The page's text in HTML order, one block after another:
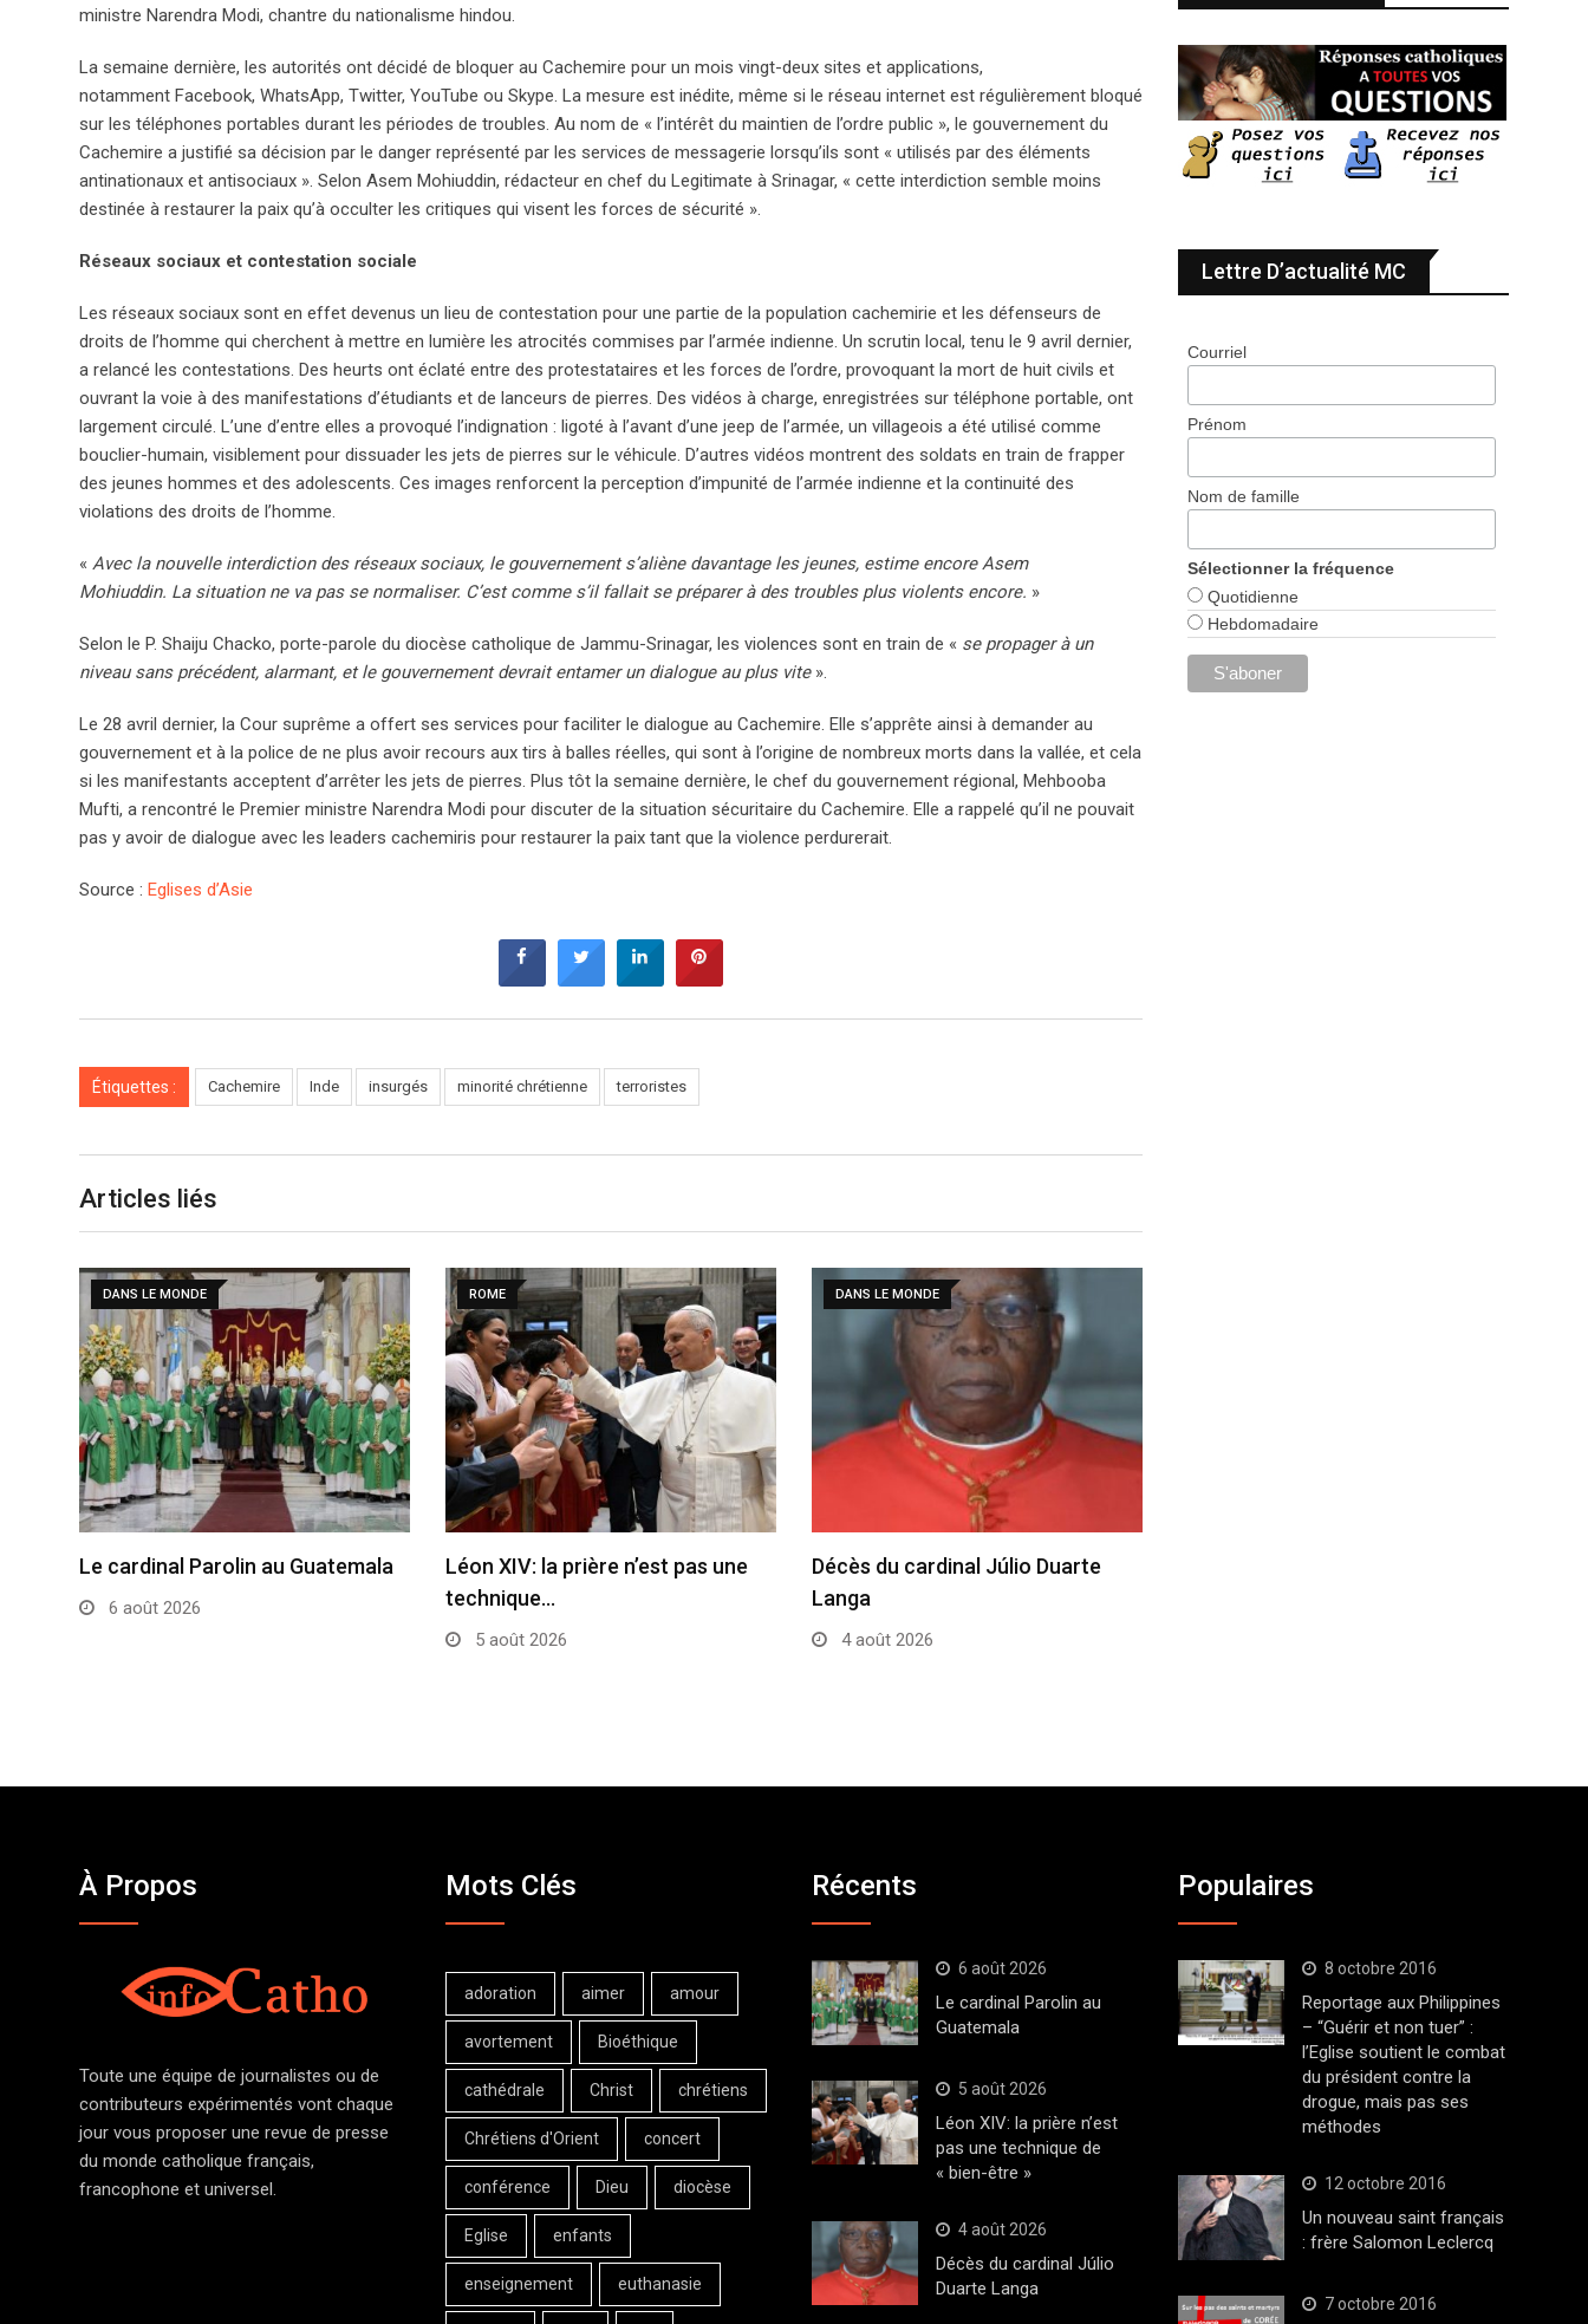
ministre Narendra Modi, chantre du nationalisme hindou.
La semaine dernière, les autorités ont décidé de bloquer au Cachemire pour un mois vingt-deux sites et applications,
notamment Facebook, WhatsApp, Twitter, YouTube ou Skype. La mesure est inédite, même si le réseau internet est régulièrement bloqué
sur les téléphones portables durant les périodes de troubles. Au nom de « l’intérêt du maintien de l’ordre public », le gouvernement du
Cachemire a justifié sa décision par le danger représenté par les services de messagerie lorsqu’ils sont « utilisés par des éléments
antinationaux et antisociaux ». Selon Asem Mohiuddin, rédacteur en chef du Legitimate à Srinagar, « cette interdiction semble moins
destinée à restaurer la paix qu’à occulter les critiques qui visent les forces de sécurité ».
Réseaux sociaux et contestation sociale
Les réseaux sociaux sont en effet devenus un lieu de contestation pour une partie de la population cachemirie et les défenseurs de
droits de l’homme qui cherchent à mettre en lumière les atrocités commises par l’armée indienne. Un scrutin local, tenu le 9 avril dernier,
a relancé les contestations. Des heurts ont éclaté entre des protestataires et les forces de l’ordre, provoquant la mort de huit civils et
ouvrant la voie à des manifestations d’étudiants et de lanceurs de pierres. Des vidéos à charge, enregistrées sur téléphone portable, ont
largement circulé. L’une d’entre elles a provoqué l’indignation : ligoté à l’avant d’une jeep de l’armée, un villageois a été utilisé comme
bouclier-humain, visiblement pour dissuader les jets de pierres sur le véhicule. D’autres vidéos montrent des soldats en train de frapper
des jeunes hommes et des adolescents. Ces images renforcent la perception d’impunité de l’armée indienne et la continuité des
violations des droits de l’homme.
« Avec la nouvelle interdiction des réseaux sociaux, le gouvernement s’aliène davantage les jeunes, estime encore Asem
Mohiuddin. La situation ne va pas se normaliser. C’est comme s’il fallait se préparer à des troubles plus violents encore. »
Selon le P. Shaiju Chacko, porte-parole du diocèse catholique de Jammu-Srinagar, les violences sont en train de « se propager à un
niveau sans précédent, alarmant, et le gouvernement devrait entamer un dialogue au plus vite».
Le 28 avril dernier, la Cour suprême a offert ses services pour faciliter le dialogue au Cachemire. Elle s’apprête ainsi à demander au
gouvernement et à la police de ne plus avoir recours aux tirs à balles réelles, qui sont à l’origine de nombreux morts dans la vallée, et cela
si les manifestants acceptent d’arrêter les jets de pierres. Plus tôt la semaine dernière, le chef du gouvernement régional, Mehbooba
Mufti, a rencontré le Premier ministre Narendra Modi pour discuter de la situation sécuritaire du Cachemire. Elle a rappelé qu’il ne pouvait
pas y avoir de dialogue avec les leaders cachemiris pour restaurer la paix tant que la violence perdurerait.
Source : Eglises d’Asie
Étiquettes : Cachemire Inde insurgés minorité chrétienne terroristes
Articles liés
DANS LE MONDE
Le cardinal Parolin au Guatemala
6 août 2026
ROME
Léon XIV: la prière n’est pas une
technique…
5 août 2026
DANS LE MONDE
Décès du cardinal Júlio Duarte
Langa
4 août 2026
Lettre D’actualité MC
Courriel
Prénom
Nom de famille
Sélectionner la fréquence
Quotidienne
Hebdomadaire
À Propos
Toute une équipe de journalistes ou de
contributeurs expérimentés vont chaque
jour vous proposer une revue de presse
du monde catholique français,
francophone et universel.
Mots Clés
adoration aimer amour
avortement Bioéthique
cathédrale Christ chrétiens
Chrétiens d'Orient concert
conférence Dieu diocèse
Eglise enfants
enseignement euthanasie
Récents
6 août 2026
Le cardinal Parolin au
Guatemala
5 août 2026
Léon XIV: la prière n’est
pas une technique de
« bien-être »
4 août 2026
Décès du cardinal Júlio
Duarte Langa
Populaires
8 octobre 2016
Reportage aux Philippines
– “Guérir et non tuer” :
l’Eglise soutient le combat
du président contre la
drogue, mais pas ses
méthodes
12 octobre 2016
Un nouveau saint français
: frère Salomon Leclercq
7 octobre 2016